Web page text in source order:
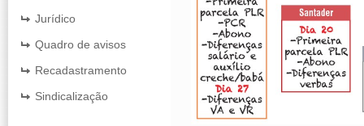
Jurídico
Quadro de avisos
Recadastramento
Sindicalização